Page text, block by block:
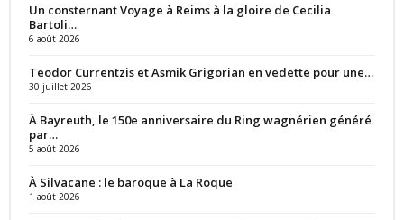
Un consternant Voyage à Reims à la gloire de Cecilia
Bartoli…
6 août 2026
Teodor Currentzis et Asmik Grigorian en vedette pour une…
30 juillet 2026
À Bayreuth, le 150e anniversaire du Ring wagnérien généré
par…
5 août 2026
À Silvacane : le baroque à La Roque
1 août 2026